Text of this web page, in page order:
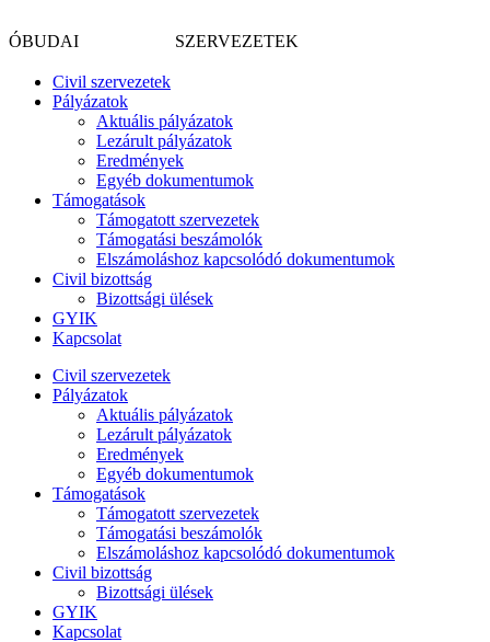
ÓBUDAI SZERVEZETEK
Civil szervezetek
Pályázatok
Aktuális pályázatok
Lezárult pályázatok
Eredmények
Egyéb dokumentumok
Támogatások
Támogatott szervezetek
Támogatási beszámolók
Elszámoláshoz kapcsolódó dokumentumok
Civil bizottság
Bizottsági ülések
GYIK
Kapcsolat
Civil szervezetek
Pályázatok
Aktuális pályázatok
Lezárult pályázatok
Eredmények
Egyéb dokumentumok
Támogatások
Támogatott szervezetek
Támogatási beszámolók
Elszámoláshoz kapcsolódó dokumentumok
Civil bizottság
Bizottsági ülések
GYIK
Kapcsolat